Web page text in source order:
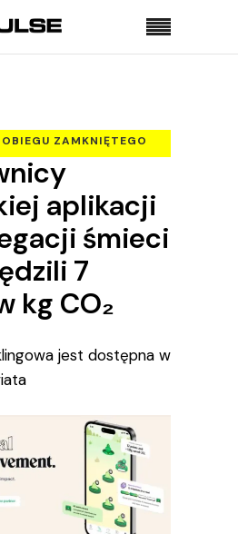
7 milionów kg CO₂
ZAMKNIĘTEGO
aplikacji
śmieci
7
kg CO₂
jest dostępna w